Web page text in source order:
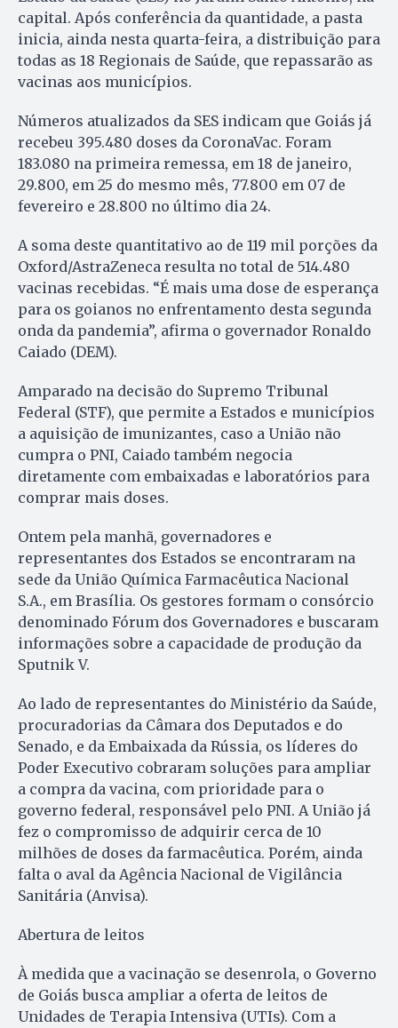
capital. Após conferência da quantidade, a pasta
inicia, ainda nesta quarta-feira, a distribuição para
todas as 18 Regionais de Saúde, que repassarão as
vacinas aos municípios.
Números atualizados da SES indicam que Goiás já
recebeu 395.480 doses da CoronaVac. Foram
183.080 na primeira remessa, em 18 de janeiro,
29.800, em 25 do mesmo mês, 77.800 em 07 de
fevereiro e 28.800 no último dia 24.
A soma deste quantitativo ao de 119 mil porções da
Oxford/AstraZeneca resulta no total de 514.480
vacinas recebidas. “É mais uma dose de esperança
para os goianos no enfrentamento desta segunda
onda da pandemia”, afirma o governador Ronaldo
Caiado (DEM).
Amparado na decisão do Supremo Tribunal
Federal (STF), que permite a Estados e municípios
a aquisição de imunizantes, caso a União não
cumpra o PNI, Caiado também negocia
diretamente com embaixadas e laboratórios para
comprar mais doses.
Ontem pela manhã, governadores e
representantes dos Estados se encontraram na
sede da União Química Farmacêutica Nacional
S.A., em Brasília. Os gestores formam o consórcio
denominado Fórum dos Governadores e buscaram
informações sobre a capacidade de produção da
Sputnik V.
Ao lado de representantes do Ministério da Saúde,
procuradorias da Câmara dos Deputados e do
Senado, e da Embaixada da Rússia, os líderes do
Poder Executivo cobraram soluções para ampliar
a compra da vacina, com prioridade para o
governo federal, responsável pelo PNI. A União já
fez o compromisso de adquirir cerca de 10
milhões de doses da farmacêutica. Porém, ainda
falta o aval da Agência Nacional de Vigilância
Sanitária (Anvisa).
Abertura de leitos
À medida que a vacinação se desenrola, o Governo
de Goiás busca ampliar a oferta de leitos de
Unidades de Terapia Intensiva (UTIs). Com a